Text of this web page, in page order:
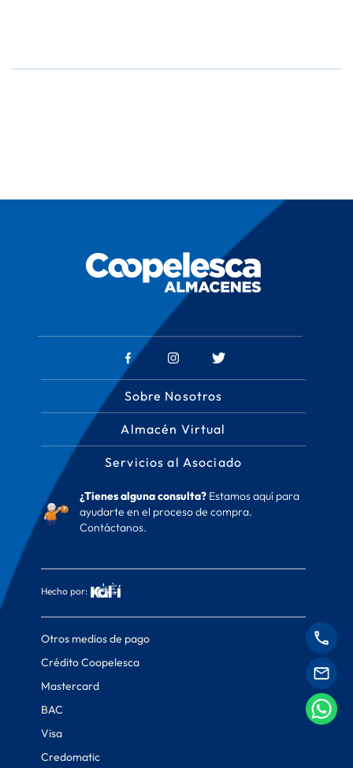
Sobre Nosotros
Almacén Virtual
Servicios al Asociado
¿Tienes alguna consulta?Estamos aquí para
ayudarte en el proceso de compra.
Contáctanos.
Hecho por:
Otros medios de pago
Crédito Coopelesca
Mastercard
BAC
Visa
Credomatic